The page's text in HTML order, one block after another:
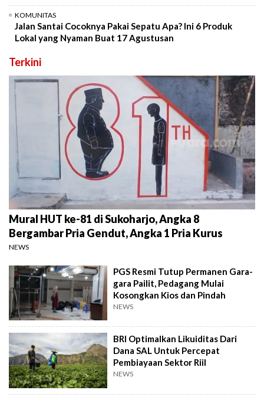
KOMUNITAS
Jalan Santai Cocoknya Pakai Sepatu Apa? Ini 6 Produk
Lokal yang Nyaman Buat 17 Agustusan
Terkini
Mural HUT ke-81 di Sukoharjo, Angka 8
Bergambar Pria Gendut, Angka 1 Pria Kurus
NEWS
PGS Resmi Tutup Permanen Gara-
gara Pailit, Pedagang Mulai
Kosongkan Kios dan Pindah
NEWS
BRI Optimalkan Likuiditas Dari
Dana SAL Untuk Percepat
Pembiayaan Sektor Riil
NEWS